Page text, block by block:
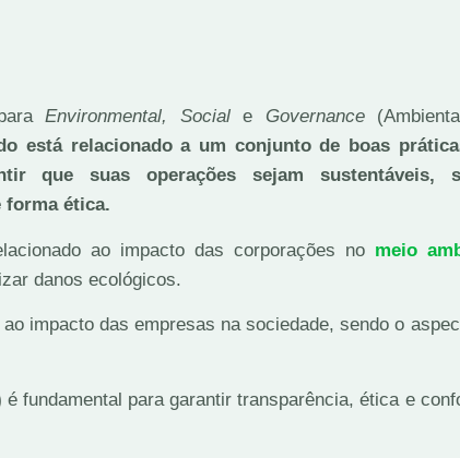
Environmental, Sociale Governance
está relacionado a um conjunto de boas
que suas operações sejam sustentáveis,
forma ética.
ao impacto das corporações no meio
danos ecológicos.
impacto das empresas na sociedade, sendo o
é fundamental para garantir transparência, ética e